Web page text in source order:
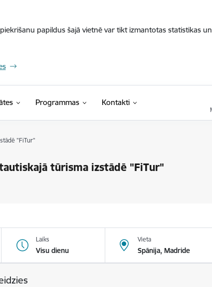
papildus šajā vietnē var tikt izmantotas statistikas
Programmas Kontakti
"FiTur"
tūrisma izstādē "FiTur"
Laiks
Visu dienu
Vieta
Spānija, Madride